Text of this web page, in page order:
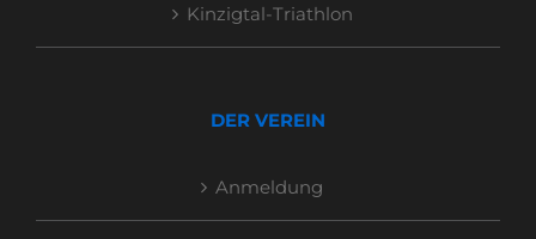
Kinzigtal-Triathlon
DER VEREIN
Anmeldung